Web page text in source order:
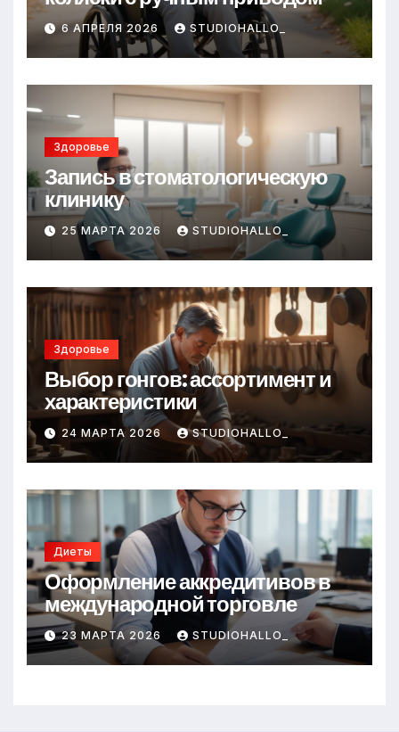
6 АПРЕЛЯ 2026 STUDIOHALLO_
Здоровье
Запись в стоматологическую
клинику
25 МАРТА 2026 STUDIOHALLO_
Здоровье
Выбор гонгов: ассортимент и
характеристики
24 МАРТА 2026 STUDIOHALLO_
Диеты
Оформление аккредитивов в
международной торговле
23 МАРТА 2026 STUDIOHALLO_